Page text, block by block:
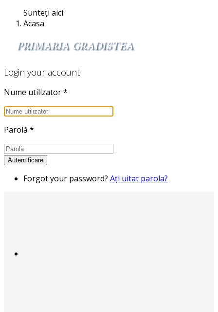
Sunteți aici:
Acasa
Login your account
Nume utilizator*
Parolă *
Autentificare
Forgot your password? Aţi uitat parola?